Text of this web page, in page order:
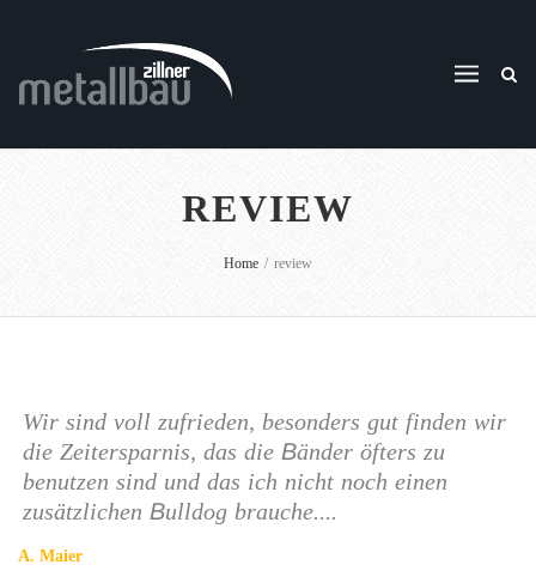
REVIEW
Home / review
Wir sind voll zufrieden, besonders gut finden wir
die Zeitersparnis, das die Bänder öfters zu
benutzen sind und das ich nicht noch einen
zusätzlichen Bulldog brauche....
A. Maier